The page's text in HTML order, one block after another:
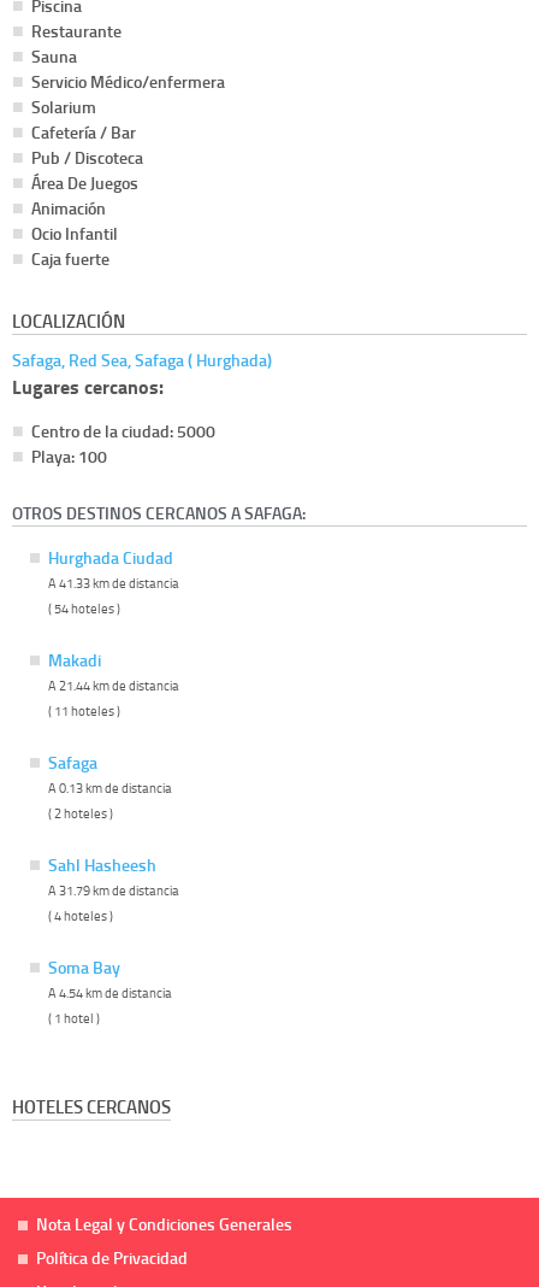
Piscina
Restaurante
Sauna
Servicio Médico/enfermera
Solarium
Cafetería / Bar
Pub / Discoteca
Área De Juegos
Animación
Ocio Infantil
Caja fuerte
LOCALIZACIÓN
Safaga, Red Sea, Safaga ( Hurghada)
Lugares cercanos:
Centro de la ciudad: 5000
Playa: 100
OTROS DESTINOS CERCANOS A SAFAGA:
Hurghada Ciudad
A 41.33 km de distancia
( 54 hoteles )
Makadi
A 21.44 km de distancia
( 11 hoteles )
Safaga
A 0.13 km de distancia
( 2 hoteles )
Sahl Hasheesh
A 31.79 km de distancia
( 4 hoteles )
Soma Bay
A 4.54 km de distancia
( 1 hotel )
HOTELES CERCANOS
Nota Legal y Condiciones Generales
Política de Privacidad